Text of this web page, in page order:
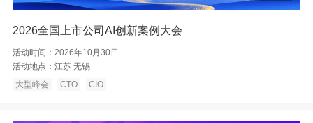
2026全国上市公司AI创新案例大会
活动时间： 2026年10月30日
活动地点： 江苏 无锡
大型峰会
CTO CIO